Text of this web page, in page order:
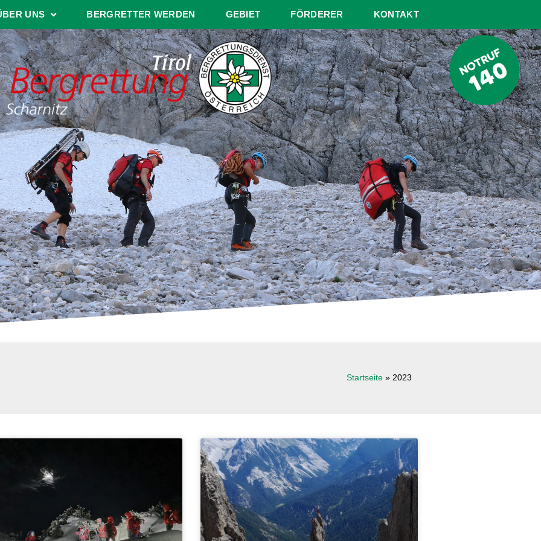
UNS BERGRETTER WERDEN GEBIET FÖRDERER KONTAKT
Startseite » 2023